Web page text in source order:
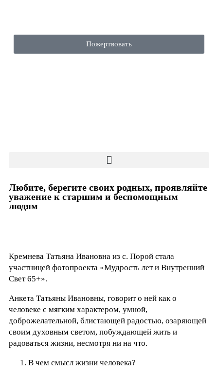
Пожертвовать
Любите, берегите своих родных, проявляйте
уважение к старшим и беспомощным
людям
Кремнева Татьяна Ивановна из с. Порой стала
участницей фотопроекта «Мудрость лет и Внутренний
Свет 65+».
Анкета Татьяны Ивановны, говорит о ней как о
человеке с мягким характером, умной,
доброжелательной, блистающей радостью, озаряющей
своим духовным светом, побуждающей жить и
радоваться жизни, несмотря ни на что.
В чем смысл жизни человека?